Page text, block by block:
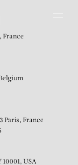
France
Paris, France
10001, USA